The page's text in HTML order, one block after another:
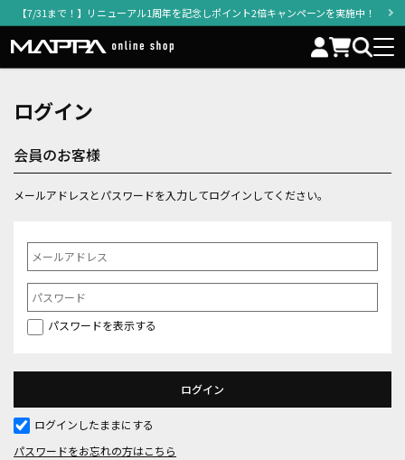
【7/31まで！】リニューアル1周年を記念しポイント2倍キャンペーンを実施中！
ログイン
会員のお客様
メールアドレスとパスワードを入力してログインしてください。
パスワードを表示する
ログインしたままにする
パスワードをお忘れの方はこちら